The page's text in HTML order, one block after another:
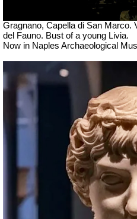
Gragnano, Capella di San Marco.
del Fauno. Bust of a young Livia.
Now in Naples Archaeological